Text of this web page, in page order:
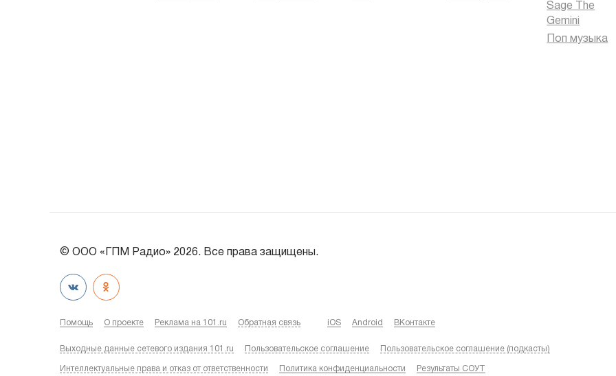
Sage The
Gemini
Поп музыка
© ООО «ГПМ Радио» 2026. Все права защищены.
Помощь О проекте Реклама на 101.ru Обратная связь iOS Android ВКонтакте
Выходные данные сетевого издания 101.ru Пользовательское соглашение Пользовательское соглашение (подкасты)
Интеллектуальные права и отказ от ответственности Политика конфиденциальности Результаты СОУТ